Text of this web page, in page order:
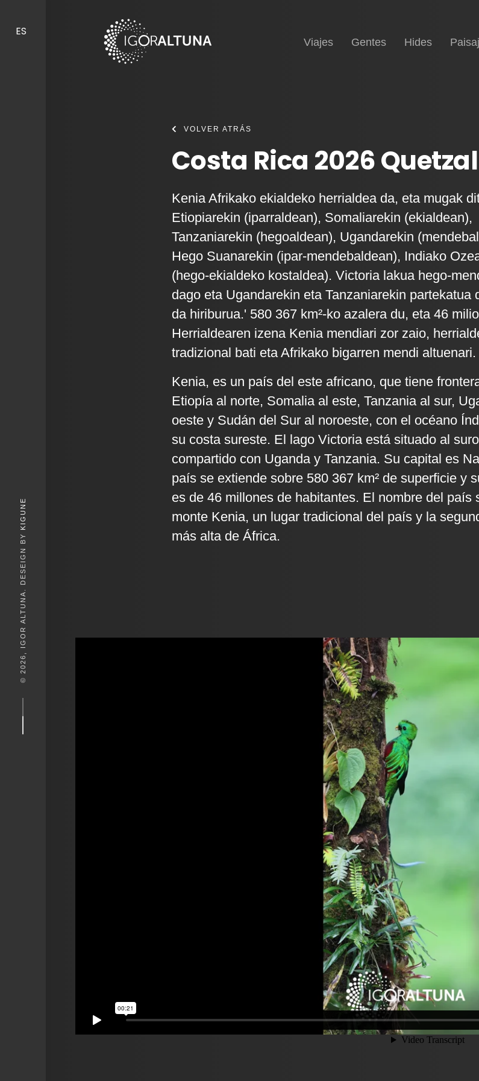
ES
© 2026, IGOR ALTUNA. DESEIGN BY
KIGUNE
Viajes Gentes Hides
VOLVER ATRÁS
Costa Rica 2026 Quetzal
Kenia Afrikako ekialdeko herrialdea da, eta mugak
Etiopiarekin (iparraldean), Somaliarekin (ekialdean),
Tanzaniarekin (hegoaldean), Ugandarekin
Hego Suanarekin (ipar-mendebaldean), Indiako
(hego-ekialdeko kostaldea). Victoria lakua hego-
dago eta Ugandarekin eta Tanzaniarekin partekatua
da hiriburua.' 580 367 km²-ko azalera du, eta 46
Herrialdearen izena Kenia mendiari zor zaio,
tradizional bati eta Afrikako bigarren mendi altuenari.
Kenia, es un país del este africano, que tiene
Etiopía al norte, Somalia al este, Tanzania al sur,
oeste y Sudán del Sur al noroeste, con el océano
su costa sureste. El lago Victoria está situado al
compartido con Uganda y Tanzania. Su capital es
país se extiende sobre 580 367 km² de superficie y
es de 46 millones de habitantes. El nombre del país
monte Kenia, un lugar tradicional del país y la
más alta de África.